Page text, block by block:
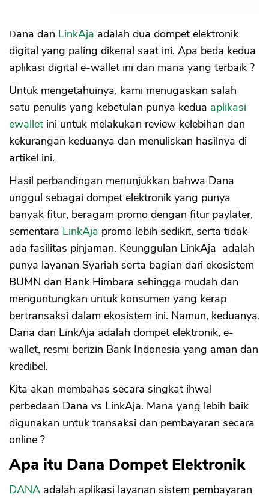
Dana dan LinkAja adalah dua dompet elektronik
digital yang paling dikenal saat ini. Apa beda kedua
aplikasi digital e-wallet ini dan mana yang terbaik ?
Untuk mengetahuinya, kami menugaskan salah
satu penulis yang kebetulan punya kedua aplikasi
ewallet ini untuk melakukan review kelebihan dan
kekurangan keduanya dan menuliskan hasilnya di
artikel ini.
Hasil perbandingan menunjukkan bahwa Dana
unggul sebagai dompet elektronik yang punya
banyak fitur, beragam promo dengan fitur paylater,
sementara LinkAja promo lebih sedikit, serta tidak
ada fasilitas pinjaman. Keunggulan LinkAja adalah
punya layanan Syariah serta bagian dari ekosistem
BUMN dan Bank Himbara sehingga mudah dan
menguntungkan untuk konsumen yang kerap
bertransaksi dalam ekosistem ini. Namun, keduanya,
Dana dan LinkAja adalah dompet elektronik, e-
wallet, resmi berizin Bank Indonesia yang aman dan
kredibel.
Kita akan membahas secara singkat ihwal
perbedaan Dana vs LinkAja. Mana yang lebih baik
digunakan untuk transaksi dan pembayaran secara
online ?
Apa itu Dana Dompet Elektronik
DANA adalah aplikasi layanan sistem pembayaran